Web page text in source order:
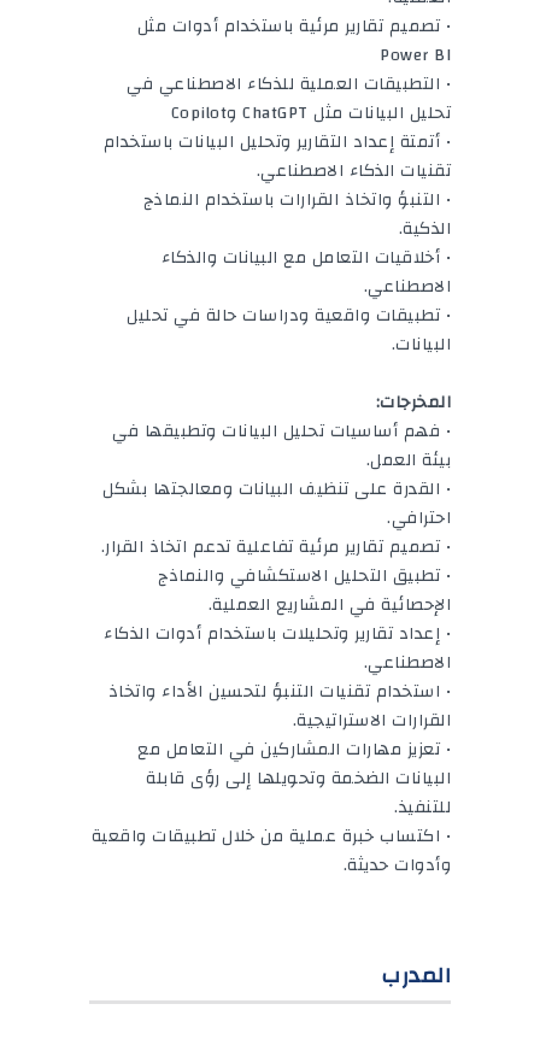
• تصميم تقارير مرئية باستخدام أدوات مثل
Power BI
• التطبيقات العملية للذكاء الاصطناعي في
تحليل البيانات مثل ChatGPT وCopilot
• أتمتة إعداد التقارير وتحليل البيانات باستخدام
تقنيات الذكاء الاصطناعي.
• التنبؤ واتخاذ القرارات باستخدام النماذج
الذكية.
• أخلاقيات التعامل مع البيانات والذكاء
الاصطناعي.
• تطبيقات واقعية ودراسات حالة في تحليل
البيانات.
المخرجات:
• فهم أساسيات تحليل البيانات وتطبيقها في
بيئة العمل.
• القدرة على تنظيف البيانات ومعالجتها بشكل
احترافي.
• تصميم تقارير مرئية تفاعلية تدعم اتخاذ القرار.
• تطبيق التحليل الاستكشافي والنماذج
الإحصائية في المشاريع العملية.
• إعداد تقارير وتحليلات باستخدام أدوات الذكاء
الاصطناعي.
• استخدام تقنيات التنبؤ لتحسين الأداء واتخاذ
القرارات الاستراتيجية.
• تعزيز مهارات المشاركين في التعامل مع
البيانات الضخمة وتحويلها إلى رؤى قابلة
للتنفيذ.
• اكتساب خبرة عملية من خلال تطبيقات واقعية
وأدوات حديثة.
المدرب